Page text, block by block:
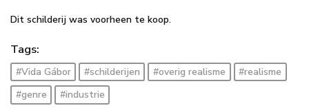
Dit schilderij was voorheen te koop.
Tags:
#Vida Gábor #schilderijen #overig realisme
#realisme
#genre
#industrie